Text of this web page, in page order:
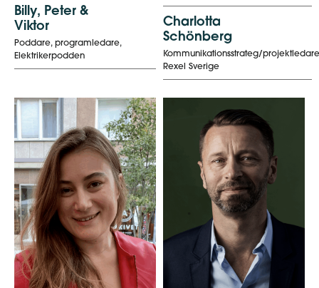
Billy, Peter &
Viktor
Poddare, programledare,
Elektrikerpodden
Charlotta
Schönberg
Kommunikationsstrateg/projektledare
Rexel Sverige